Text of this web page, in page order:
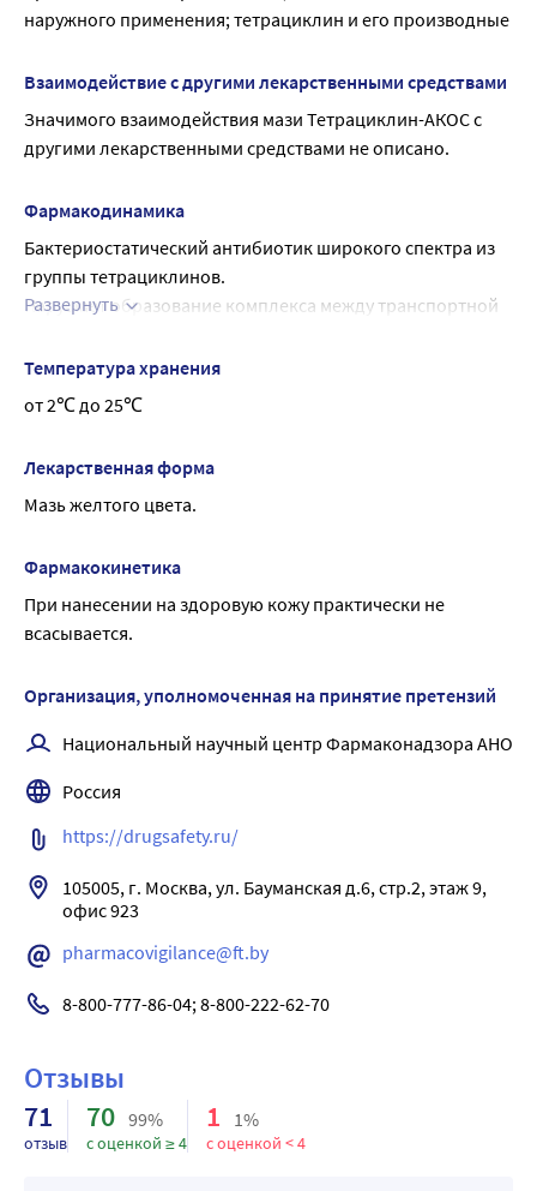
наружного применения; тетрациклин и его производные
Взаимодействие с другими лекарственными средствами
Значимого взаимодействия мази Тетрациклин-АКОС с
другими лекарственными средствами не описано.
Фармакодинамика
Бактериостатический антибиотик широкого спектра из
группы тетрациклинов.
Нарушает образование комплекса между транспортной
белка.
Активен в отношении грамположительных
(Staphylococcus spp., в том числе продуцирующие
Streptococcus pneumoniae); Haemophilus influenzae,
Listeria spp., Bacillus anthracis) и грамотрицательных
pertussis, Escherichia coli, Enterobacter spp., Klebsiella spp.,
Salmonella spp., Shigella spp.), а также Rickettsia spp.,
Chlamydia spp., Mycoplasma spp., Treponema spp.
Bacteroides spp. и грибов, мелкие вирусы, бета-
гемолитические стрептококкам группы А (включая 44 %
Streptococcus faecalis).
Развернуть
Температура хранения
от 2℃ до 25℃
Лекарственная форма
Мазь желтого цвета.
Фармакокинетика
При нанесении на здоровую кожу практически не
всасывается.
Организация, уполномоченная на принятие претензий
Национальный научный центр Фармаконадзора АНО
Россия
https://drugsafety.ru/
105005, г. Москва, ул. Бауманская д.6, стр.2, этаж 9,
офис 923
pharmacovigilance@ft.by
8-800-777-86-04; 8-800-222-62-70
Отзывы
71
отзыв
70 99%
с оценкой ≥ 4
1 1%
с оценкой < 4